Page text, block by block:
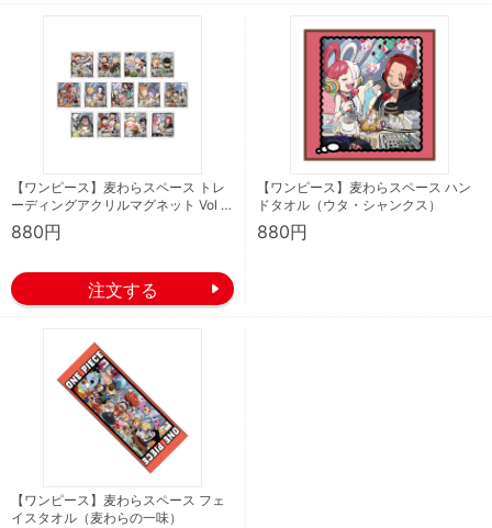
【ワンピース】麦わらスペース トレ
ーディングアクリルマグネット Vol …
880円
【ワンピース】麦わらスペース ハン
ドタオル（ウタ・シャンクス）
880円
【ワンピース】麦わらスペース フェ
イスタオル（麦わらの一味）